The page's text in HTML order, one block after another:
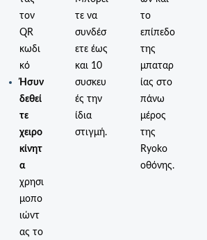
τον
QR
κωδι
κό
Ήσυν
δεθεί
τε
χειρο
κίνητ
α
χρησι
μοπο
ιώντ
ας το
τε να
συνδέσ
ετε έως
και 10
συσκευ
ές την
ίδια
στιγμή.
το
επίπεδο
της
μπαταρ
ίας στο
πάνω
μέρος
της
Ryoko
οθόνης.